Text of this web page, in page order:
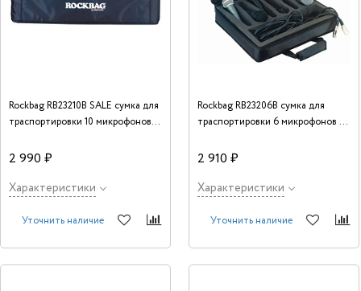
Rockbag RB23210B SALE сумка для
траспортировки 10 микрофонов и
2 990 ₽
Характеристики
Уточнить наличие
Rockbag RB23206B сумка для
траспортировки 6 микрофонов и
2 910 ₽
Характеристики
Уточнить наличие